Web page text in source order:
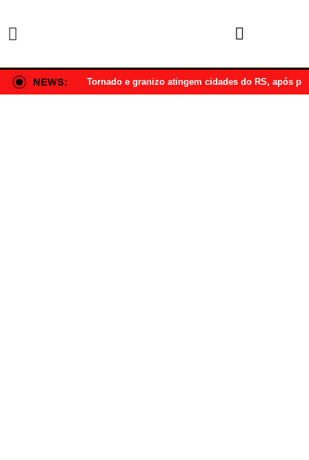
NEWS: Tornado e granizo atingem cidades do RS, após